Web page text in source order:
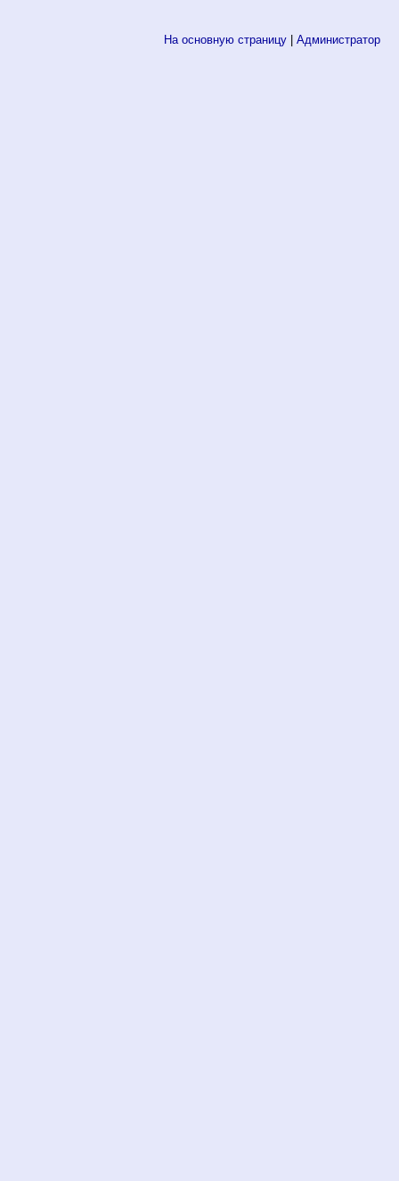
На основную страницу Администратор